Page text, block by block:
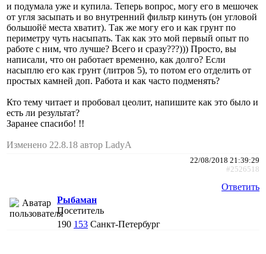
и подумала уже и купила. Теперь вопрос, могу его в мешочек
от угля засыпать и во внутренний фильтр кинуть (он угловой
большойё места хватит). Так же могу его и как грунт по
периметру чуть насыпать. Так как это мой первый опыт по
работе с ним, что лучше? Всего и сразу???))) Просто, вы
написали, что он работает временно, как долго? Если
насыплю его как грунт (литров 5), то потом его отделить от
простых камней доп. Работа и как часто подменять?
Кто тему читает и пробовал цеолит, напишите как это было и
есть ли результат?
Заранее спасибо! !!
Изменено 22.8.18 автор LadyA
22/08/2018 21:39:29
#2526518
Ответить
Рыбаман
Посетитель
190 153 Санкт-Петербург